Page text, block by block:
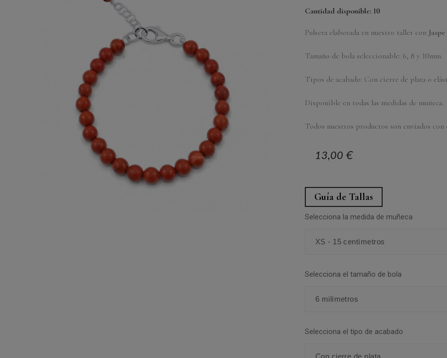
Cantidad disponible: 10
Pulsera elaborada en nuestro taller con
Tamaño de bola seleccionable: 6, 8 y 10mm.
Tipos de acabado: Con cierre de plata o
Disponible en todas las medidas de muñeca.
Todos nuestros productos son enviados
13,00 €
Guía de Tallas
Selecciona la medida de muñeca
Selecciona el tamaño de bola
Selecciona el tipo de acabado